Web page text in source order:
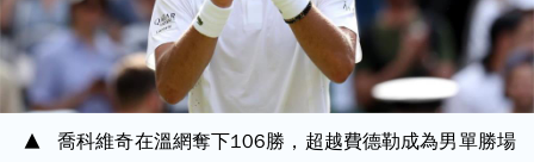
喬科維奇在溫網奪下106勝，超越費德勒成為男單勝場